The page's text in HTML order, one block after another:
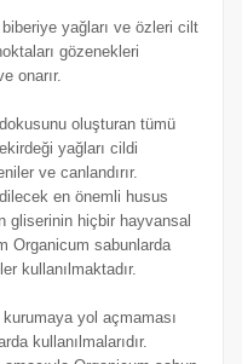
yağları ve özleri cilt
gözenekleri
onarır.
oluşturan tümü
yağları cildi
ve canlandırır.
en önemli husus
gliserinin hiçbir hayvansal
Organicum sabunlarda
kullanılmaktadır.
yol açmaması
kullanılmalarıdır.